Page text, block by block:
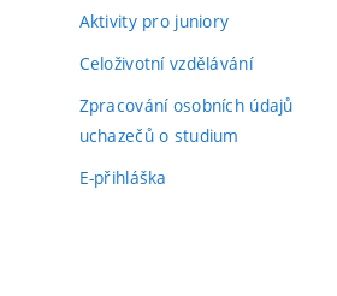
Aktivity pro juniory
Celoživotní vzdělávání
Zpracování osobních údajů
uchazečů o studium
E-přihláška